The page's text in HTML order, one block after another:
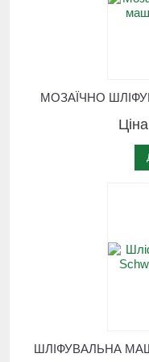
МОЗАЇЧНО
ШЛІФУВАЛЬНА